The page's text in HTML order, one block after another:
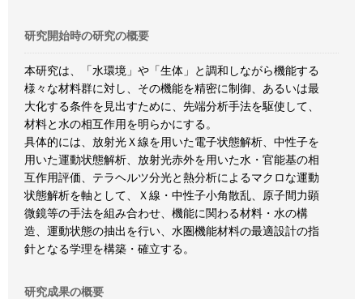
研究開始時の研究の概要
本研究は、「水環境」や「生体」と調和しながら機能する
様々な材料群に対し、その機能を精密に制御、あるいは最
大化する条件を見出すために、先端分析手法を駆使して、
材料と水の相互作用を明らかにする。
具体的には、放射光Ｘ線を用いた電子状態解析、中性子を
用いた運動状態解析、放射光赤外を用いた水・官能基の相
互作用評価、テラヘルツ分光と熱分析によるマクロな運動
状態解析を軸として、Ｘ線・中性子小角散乱、原子間力顕
微鏡等の手法を組み合わせ、機能に関わる材料・水の構
造、運動状態の抽出を行い、水圏機能材料の最適設計の指
針となる学理を構築・確立する。
研究成果の概要